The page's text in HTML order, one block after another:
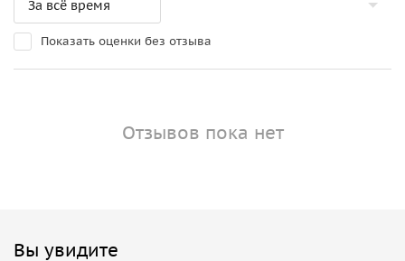
Показать оценки без отзыва
Отзывов пока нет
Вы увидите